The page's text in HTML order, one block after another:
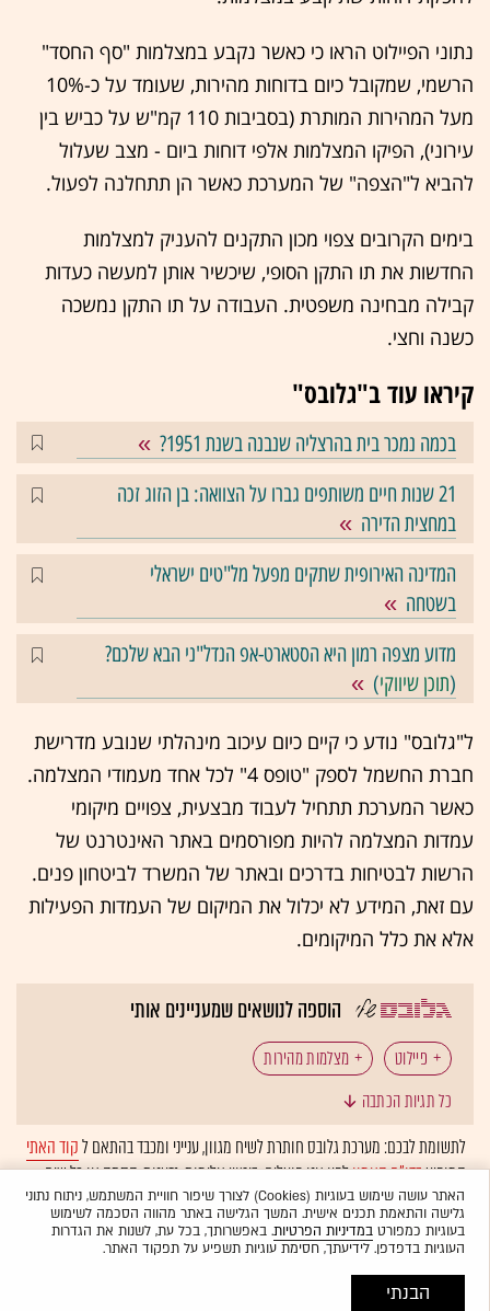
נתוני הפיילוט הראו כי כאשר נקבע במצלמות "סף החסד"
הרשמי, שמקובל כיום בדוחות מהירות, שעומד על כ-10%
מעל המהירות המותרת (בסביבות 110 קמ"ש על כביש בין
עירוני), הפיקו המצלמות אלפי דוחות ביום - מצב שעלול
להביא ל"הצפה" של המערכת כאשר הן תתחלנה לפעול.
בימים הקרובים צפוי מכון התקנים להעניק למצלמות
החדשות את תו התקן הסופי, שיכשיר אותן למעשה כעדות
קבילה מבחינה משפטית. העבודה על תו התקן נמשכה
כשנה וחצי.
קיראו עוד ב"גלובס"
בכמה נמכר בית בהרצליה שנבנה בשנת 1951?
21 שנות חיים משותפים גברו על הצוואה: בן הזוג זכה
במחצית הדירה
המדינה האירופית שתקים מפעל מל"טים ישראלי
בשטחה
מדוע מצפה רמון היא הסטארט-אפ הנדל"ני הבא שלכם?
(תוכן שיווקי)
ל"גלובס" נודע כי קיים כיום עיכוב מינהלתי שנובע מדרישת
חברת החשמל לספק "טופס 4" לכל אחד מעמודי המצלמה.
כאשר המערכת תתחיל לעבוד מבצעית, צפויים מיקומי
עמדות המצלמה להיות מפורסמים באתר האינטרנט של
הרשות לבטיחות בדרכים ובאתר של המשרד לביטחון פנים.
עם זאת, המידע לא יכלול את המיקום של העמדות הפעילות
אלא את כלל המיקומים.
הוספה לנושאים שמעניינים אותי
פיילוט
מצלמות מהירות
כל תגיות הכתבה
לתשומת לבכם: מערכת גלובס חותרת לשיח מגוון, ענייני ומכבד בהתאם לקוד האתי
המופיעבדו"ח האמוןלפיו אנו פועלים. ביטויי אלימות, גזענות, הסתה או כל שיח
בלתי הולם אחר מסוננים בצורהאוטומטיתולא יפורסמו באתר.
האתר עושה שימוש בעוגיות (Cookies) לצורך שיפור חוויית המשתמש, ניתוח נתוני
גלישה והתאמת תכנים אישית. המשך הגלישה באתר מהווה הסכמה לשימוש
בעוגיות כמפורטבמדיניות הפרטיות. באפשרותך, בכל עת, לשנות את הגדרות
העוגיות בדפדפן. לידיעתך, חסימת עוגיות תשפיע על תפקוד האתר.
הבנתי